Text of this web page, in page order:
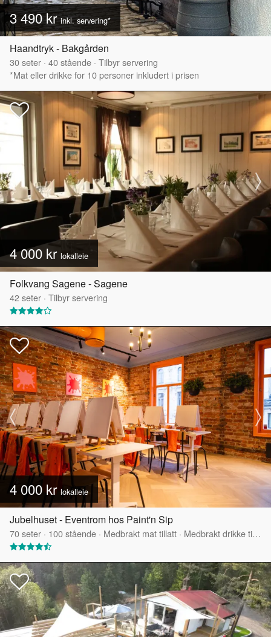
3 490 krinkl. servering*
Haandtryk - Bakgården
30seter · 40stående · Tilbyr servering
*Mat eller drikke for 10 personer inkludert i prisen
4 000 kr lokalleie
Folkvang Sagene - Sagene
42seter · Tilbyr servering
4 000 kr lokalleie
Jubelhuset - Eventrom hos Paint'n Sip
70seter · 100stående · Medbrakt mat tillatt · Medbrakt drikke tillatt